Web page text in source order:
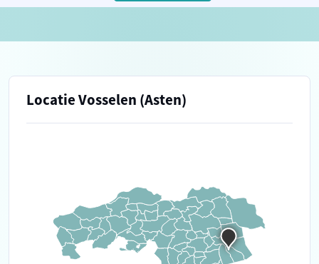
Locatie Vosselen (Asten)